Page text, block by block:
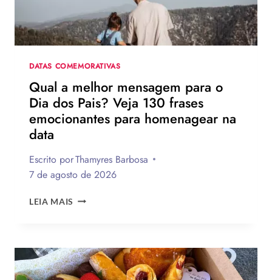
DATAS COMEMORATIVAS
Qual a melhor mensagem para o
Dia dos Pais? Veja 130 frases
emocionantes para homenagear na
data
Escrito porThamyres Barbosa
7 de agosto de 2026
LEIA MAIS QUAL
PARA
O
DIA